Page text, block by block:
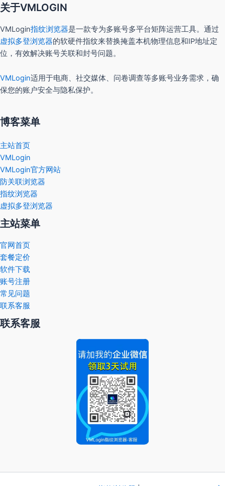
关于VMLOGIN
VMLogin指纹浏览器是一款专为多账号多平台矩阵运营工具。通过
虚拟多登浏览器的软硬件指纹来替换掩盖本机物理信息和IP地址定
位，有效解决账号关联和封号问题。
VMLogin适用于电商、社交媒体、问卷调查等多账号业务需求，确
保您的账户安全与隐私保护。
博客菜单
主站首页
VMLogin
VMLogin官方网站
防关联浏览器
指纹浏览器
虚拟多登浏览器
主站菜单
官网首页
套餐定价
软件下载
账号注册
常见问题
联系客服
联系客服